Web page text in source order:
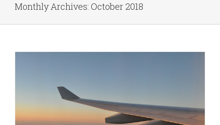
Monthly Archives: October 2018